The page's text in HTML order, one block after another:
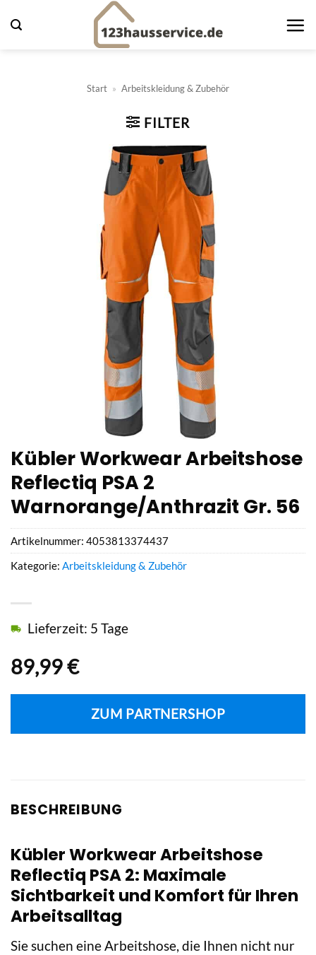
Inhalt
Start » Arbeitskleidung & Zubehör
FILTER
Kübler Workwear Arbeitshose
Reflectiq PSA 2
Warnorange/Anthrazit Gr. 56
89,99€
Lieferzeit: 5 Tage
ZUM PARTNERSHOP
Artikelnummer: 4053813374437
Kategorie: Arbeitskleidung & Zubehör
BESCHREIBUNG
Kübler Workwear Arbeitshose
Reflectiq PSA 2: Maximale
Sichtbarkeit und Komfort für Ihren
Arbeitsalltag
Sie suchen eine Arbeitshose, die Ihnen nicht nur